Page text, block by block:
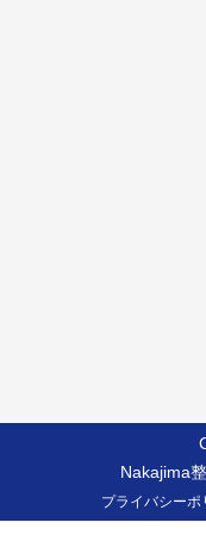
Nakajima
プライバシーポ